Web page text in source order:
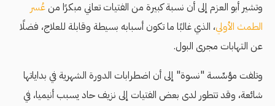
وتشير أبو العزم إلى أن نسبة كبيرة من الفتيات تعاني مبكرًا منعُسر
الطمث الأولي، الذي غالبًا ما تكون أسبابه بسيطة وقابلة للعلاج، فضلًا
عن التهابات مجرى البول.
وتلفت مؤسِّسة "نسوة" إلى أن اضطرابات الدورة الشهرية في بداياتها
شائعة، وقد تتطور لدى بعض الفتيات إلى نزيف حاد يسبب أنيميا، في